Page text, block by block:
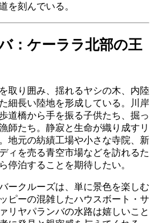
を刻んでいる。
：ケーララ北部の王
取り囲み、揺れるヤシの木、内陸
細長い陸地を形成している。川岸
道橋から手を振る子供たち、掘っ
師たち。静寂と生命が織り成すリ
地元の紡績工場や小さな寺院、新
ィを売る青空市場などを訪れるた
停泊することを期待したい。
ークルーズは、単に景色を楽しむ
ピーの混雑したハウスボート・サ
リヤパランバの水路は嬉しいこと